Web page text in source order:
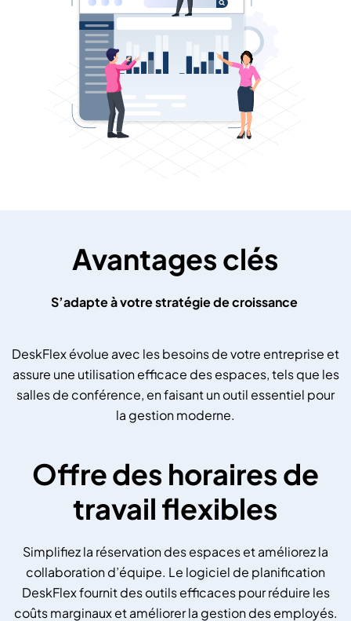
Avantages clés
S’adapte à votre stratégie de croissance
DeskFlex évolue avec les besoins de votre entreprise et
assure une utilisation efficace des espaces, tels que les
salles de conférence, en faisant un outil essentiel pour
la gestion moderne.
Offre des horaires de
travail flexibles
Simplifiez la réservation des espaces et améliorez la
collaboration d’équipe. Le logiciel de planification
DeskFlex fournit des outils efficaces pour réduire les
coûts marginaux et améliorer la gestion des employés.